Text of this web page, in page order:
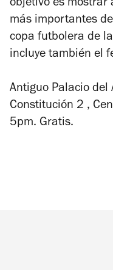
objetivo es mostrar
más importantes
copa futbolera de
incluye también el
Antiguo Palacio del
Constitución 2 ,
5pm. Gratis.